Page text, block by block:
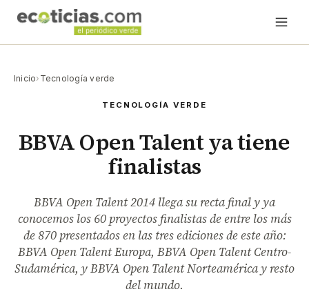
Inicio› Tecnología verde
TECNOLOGÍA VERDE
BBVA Open Talent ya tiene
finalistas
BBVA Open Talent 2014 llega su recta final y ya
conocemos los 60 proyectos finalistas de entre los más
de 870 presentados en las tres ediciones de este año:
BBVA Open Talent Europa, BBVA Open Talent Centro-
Sudamérica, y BBVA Open Talent Norteamérica y resto
del mundo.